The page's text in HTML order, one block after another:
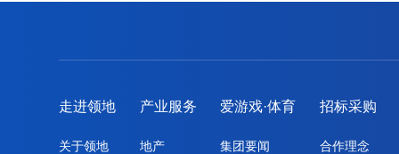
走进领地
关于领地
产业服务
地产
爱游戏·体育
集团要闻
招标采购
合作理念